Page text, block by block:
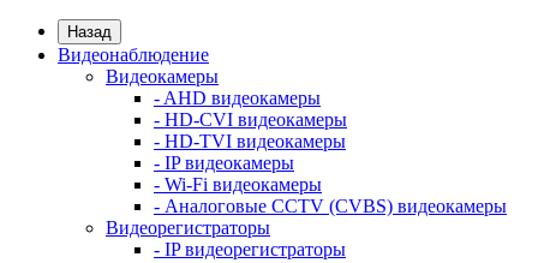
Назад
Видеонаблюдение
Видеокамеры
- AHD видеокамеры
- HD-CVI видеокамеры
- HD-TVI видеокамеры
- IP видеокамеры
- Wi-Fi видеокамеры
- Аналоговые CCTV (CVBS) видеокамеры
Видеорегистраторы
- IP видеорегистраторы